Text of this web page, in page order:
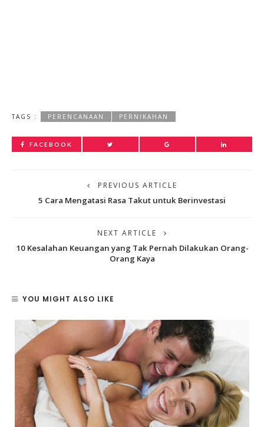
TAGS : PERENCANAAN PERNIKAHAN
FACEBOOK
PREVIOUS ARTICLE
5 Cara Mengatasi Rasa Takut untuk Berinvestasi
NEXT ARTICLE
10 Kesalahan Keuangan yang Tak Pernah Dilakukan Orang-
Orang Kaya
YOU MIGHT ALSO LIKE